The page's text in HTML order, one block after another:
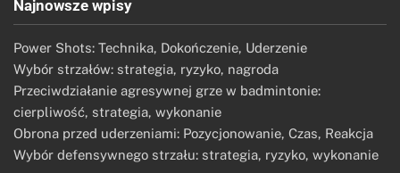
Najnowsze wpisy
Power Shots: Technika, Dokończenie, Uderzenie
Wybór strzałów: strategia, ryzyko, nagroda
Przeciwdziałanie agresywnej grze w badmintonie:
cierpliwość, strategia, wykonanie
Obrona przed uderzeniami: Pozycjonowanie, Czas, Reakcja
Wybór defensywnego strzału: strategia, ryzyko, wykonanie